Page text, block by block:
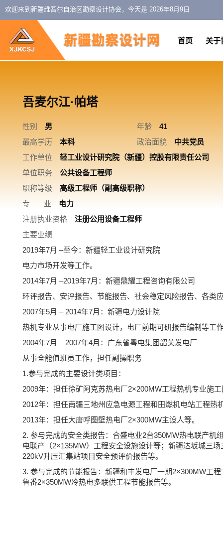
欢迎来到新疆维吾尔自治区勘察设计协会，今天是 2026年8月9日
首页 关于
吾麦尔江·帕塔
性别 男 年龄
41
最高学历
本科 政治面貌
中共党员
工作单位
轻工业设计研究院（新疆）控股有限责任公司
单位职务
公共设备工程师
职称等级
高级工程师（副高级职称）
专 业
电力
注册执业资格
注册公用设备工程师
主要业绩
2019年7月 –至今：新疆轻工业设计研究院
电力市场开发等工作。
2014年7月 –2019年7月：新疆鼎耀工程咨询有限公司
环评报告、安评报告、节能报告、社会稳定风险报告、各类
2007年5月 – 2014年7月：新疆电力设计院
热机专业从事电厂施工图设计，电厂前期可研报告编制等工
2004年7月 – 2007年4月：广东省粤电集团韶关发电厂
从事全能值班员工作，担任副操职务
1.参与完成的主要设计类项目：
2009年：担任徐矿阿克苏热电厂2×200MW工程热机专业施
2012年：担任南疆三地州应急电源工程和田燃机电站工程
2013年：担任大唐呼图壁热电厂2×300MW主设人等。
2. 参与完成的安全类报告：合盛电业2台350MW热电联产
电联产（2×135MW）工程安全设施设计等；新疆达坂城三
220kV升压汇集站项目安全预评价报告等。
3. 参与完成的节能报告：新疆和丰发电厂一期2×300MW工
鲁番2×350MW冷热电多联供工程节能报告等。